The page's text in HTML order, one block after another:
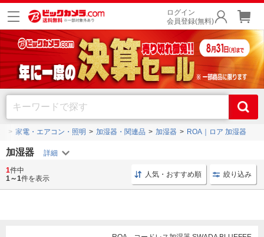
ログイン
会員登録(無料)
家電・エアコン・照明 加湿器・関連品 加湿器 ROA｜ロア 加湿器
加湿器
静音 超音波 Three-up ポータブル加湿器 気化式加
1件中
1～1件を表示 人気・おすすめ順 絞り込み